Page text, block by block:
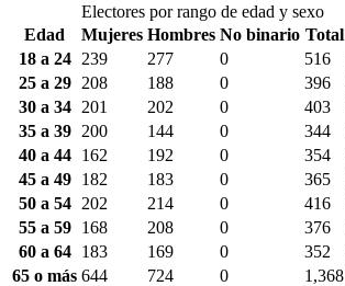
Electores por rango de edad y sexo
Edad
Mujeres Hombres No binario Total
18 a 24
239 277 0 516
25 a 29
208 188 0 396
30 a 34
201 202 0 403
35 a 39
200 144 0 344
40 a 44
162 192 0 354
45 a 49
182 183 0 365
50 a 54
202 214 0 416
55 a 59
168 208 0 376
60 a 64
183 169 0 352
65 o más 644 724 0 1,368